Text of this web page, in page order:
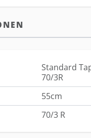
Standard
70/3R
55cm
70/3 R